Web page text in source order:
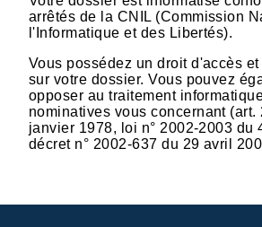
arrêtés de la CNIL (Commission
l'Informatique et des Libertés).
Vous possédez un droit d'accès
sur votre dossier. Vous pouvez
opposer au traitement
nominatives vous concernant
janvier 1978, loi n° 2002-2003 du
décret n° 2002-637 du 29 avril